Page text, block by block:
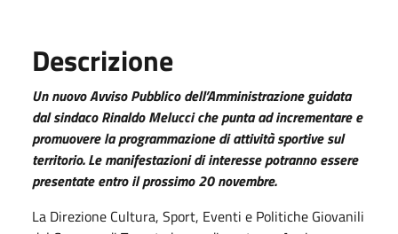
Descrizione
Un nuovo Avviso Pubblico dell’Amministrazione guidata
dal sindaco Rinaldo Melucci che punta ad incrementare e
promuovere la programmazione di attività sportive sul
territorio. Le manifestazioni di interesse potranno essere
presentate entro il prossimo 20 novembre.
La Direzione Cultura, Sport, Eventi e Politiche Giovanili